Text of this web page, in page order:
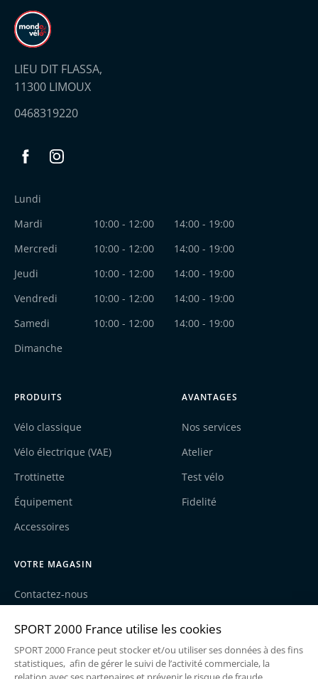
LIEU DIT FLASSA,
11300 LIMOUX
0468319220
Lundi
Mardi
10:00 - 12:00
14:00 - 19:00
Mercredi
10:00 - 12:00
14:00 - 19:00
Jeudi
10:00 - 12:00
14:00 - 19:00
Vendredi
10:00 - 12:00
14:00 - 19:00
Samedi
10:00 - 12:00
14:00 - 19:00
Dimanche
PRODUITS
Vélo classique
Vélo électrique (VAE)
Trottinette
Équipement
Accessoires
AVANTAGES
Nos services
Atelier
Test vélo
Fidelité
VOTRE MAGASIN
Contactez-nous
Recrutement